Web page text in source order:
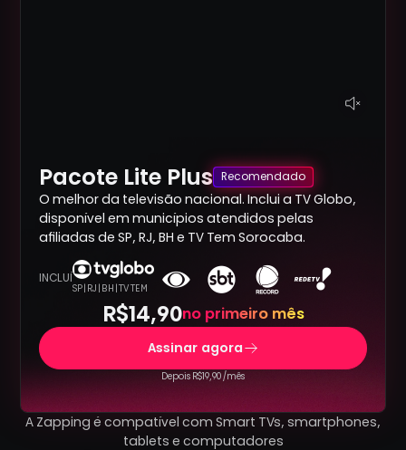
Pacote Lite Plus Recomendado
O melhor da televisão nacional. Inclui a TV Globo,
disponível em municípios atendidos pelas
afiliadas de SP, RJ, BH e TV Tem Sorocaba.
INCLUÍ
SP | RJ | BH | TV TEM
R$14,90no primeiro mês
Assinar agora
Depois R$19,90 /mês
A Zapping é compatível com Smart TVs, smartphones,
tablets e computadores